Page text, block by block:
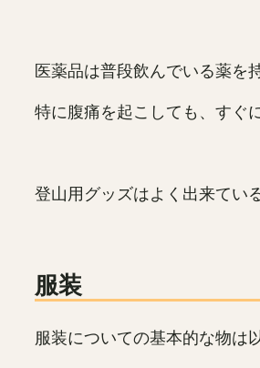
医薬品は普段飲んでいる薬を
特に腹痛を起こしても、すぐ
登山用グッズはよく出来てい
服装
服装についての基本的な物は